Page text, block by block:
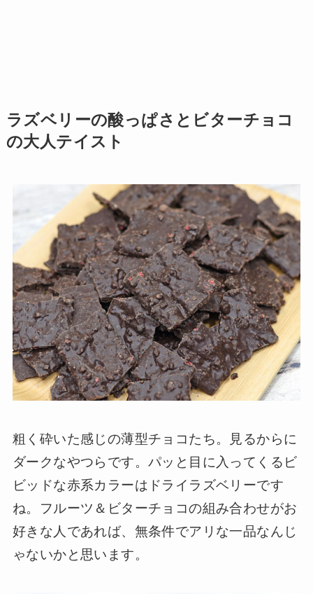
ラズベリーの酸っぱさとビターチョコ
の大人テイスト
粗く砕いた感じの薄型チョコたち。見るからに
ダークなやつらです。パッと目に入ってくるビ
ビッドな赤系カラーはドライラズベリーです
ね。フルーツ＆ビターチョコの組み合わせがお
好きな人であれば、無条件でアリな一品なんじ
ゃないかと思います。